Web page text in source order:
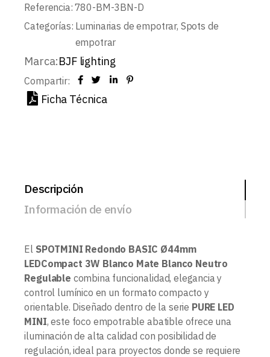
Referencia: 780-BM-3BN-D
Categorías: Luminarias de empotrar, Spots de
empotrar
Marca:BJF lighting
Compartir:
Ficha Técnica
Descripción
Información de envío
El SPOTMINI Redondo BASIC Ø44mm
LEDCompact 3W Blanco Mate Blanco Neutro
Regulable combina funcionalidad, elegancia y
control lumínico en un formato compacto y
orientable. Diseñado dentro de la serie PURE LED
MINI, este foco empotrable abatible ofrece una
iluminación de alta calidad con posibilidad de
regulación, ideal para proyectos donde se requiere